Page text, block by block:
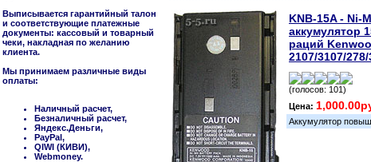
Выписывается гарантийный талон
и соответствующие платежные
документы: кассовый и товарный
чеки, накладная по желанию
клиента.
Мы принимаем различные виды
оплаты:
Наличный расчет,
Безналичный расчет,
Яндекс.Деньги,
PayPal,
QIWI (КИВИ),
Webmoney.
KNB-15A - Ni-
аккумулятор
раций
2107/3107/278/
(голосов: 101)
Цена:
Аккумулятор